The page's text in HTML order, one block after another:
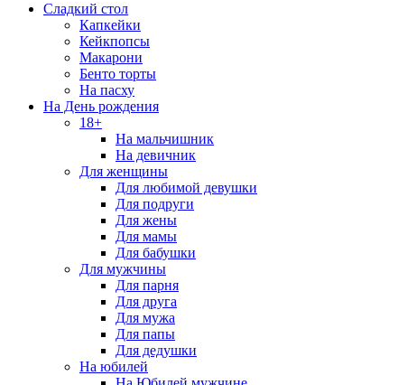
Сладкий стол
Капкейки
Кейкпопсы
Макарони
Бенто торты
На пасху
На День рождения
18+
На мальчишник
На девичник
Для женщины
Для любимой девушки
Для подруги
Для жены
Для мамы
Для бабушки
Для мужчины
Для парня
Для друга
Для мужа
Для папы
Для дедушки
На юбилей